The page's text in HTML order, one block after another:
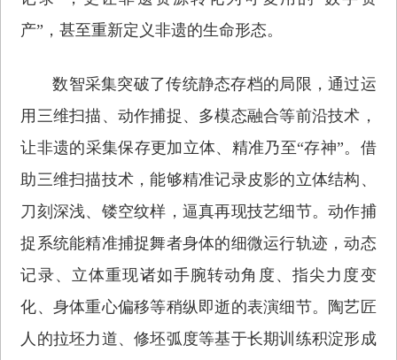
产”，甚至重新定义非遗的生命形态。
数智采集突破了传统静态存档的局限，通过运
用三维扫描、动作捕捉、多模态融合等前沿技术，
让非遗的采集保存更加立体、精准乃至“存神”。借
助三维扫描技术，能够精准记录皮影的立体结构、
刀刻深浅、镂空纹样，逼真再现技艺细节。动作捕
捉系统能精准捕捉舞者身体的细微运行轨迹，动态
记录、立体重现诸如手腕转动角度、指尖力度变
化、身体重心偏移等稍纵即逝的表演细节。陶艺匠
人的拉坯力道、修坯弧度等基于长期训练积淀形成